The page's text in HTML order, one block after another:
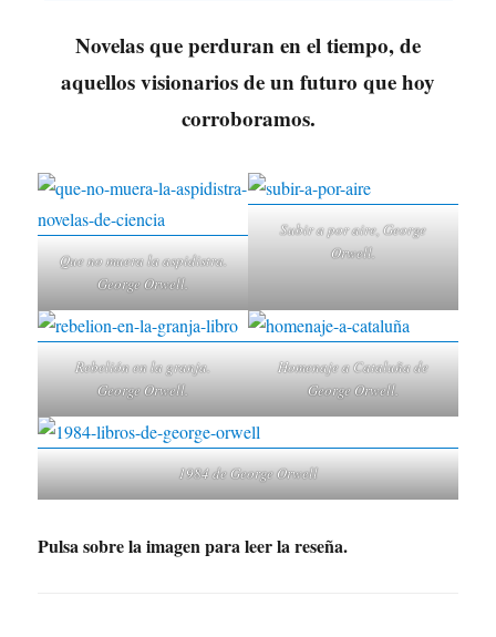
Novelas que perduran en el tiempo, de
aquellos visionarios de un futuro que hoy
corroboramos.
Que no muera la aspidistra.
George Orwell.
Subir a por aire, George
Orwell.
Rebelión en la granja.
George Orwell.
Homenaje a Cataluña de
George Orwell.
1984 de George Orwell
Pulsa sobre la imagen para leer la reseña.